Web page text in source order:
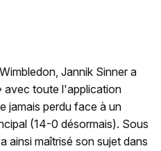
Jannik Sinner a
avec toute l'application
jamais perdu face à un
(14-0 désormais). Sous
ainsi maîtrisé son sujet dans